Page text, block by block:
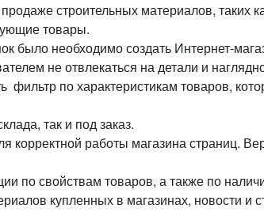
строительных материалов,
товары.
необходимо создать Интернет-
не отвлекаться на детали и
по характеристикам товаров,
так и под заказ.
работы магазина страниц.
по свойствам товаров, а также по
купленных в магазинах, новости и